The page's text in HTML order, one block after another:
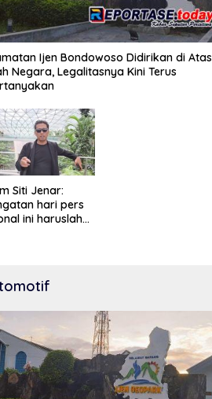
Ijen Bondowoso Didirikan di Atas
Negara, Legalitasnya Kini Terus
Siti Jenar:
hari pers
ini haruslah
dan menjaga